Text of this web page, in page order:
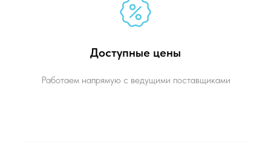
Доступные цены
Работаем напрямую с ведущими поставщиками